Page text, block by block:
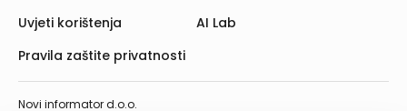
Novi informator d.o.o.
Uvjeti korištenja
Pravila zaštite privatnosti
AI Lab